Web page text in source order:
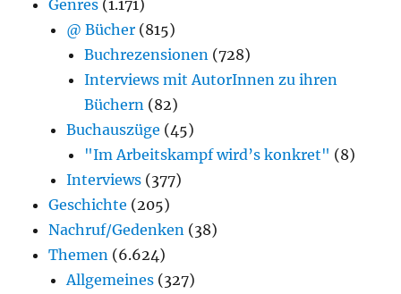
Genres (1.171)
@ Bücher (815)
Buchrezensionen (728)
Interviews mit AutorInnen zu ihren
Büchern (82)
Buchauszüge (45)
"Im Arbeitskampf wird’s konkret" (8)
Interviews (377)
Geschichte (205)
Nachruf/Gedenken (38)
Themen (6.624)
Allgemeines (327)